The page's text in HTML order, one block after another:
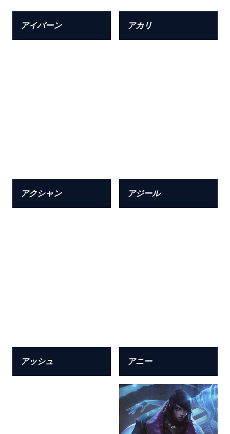
アイバーン アカリ
アクシャン アジール
アッシュ アニー